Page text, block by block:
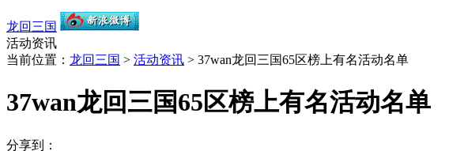
龙回三国
活动资讯
当前位置： 龙回三国 > 活动资讯 > 37wan龙回三国65区榜上有名活动名单
37wan龙回三国65区榜上有名活动名单
分享到：